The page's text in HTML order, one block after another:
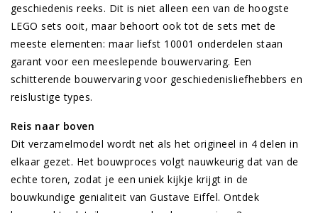
geschiedenis reeks. Dit is niet alleen een van de hoogste
LEGO sets ooit, maar behoort ook tot de sets met de
meeste elementen: maar liefst 10001 onderdelen staan
garant voor een meeslepende bouwervaring. Een
schitterende bouwervaring voor geschiedenisliefhebbers en
reislustige types.
Reis naar boven
Dit verzamelmodel wordt net als het origineel in 4 delen in
elkaar gezet. Het bouwproces volgt nauwkeurig dat van de
echte toren, zodat je een uniek kijkje krijgt in de
bouwkundige genialiteit van Gustave Eiffel. Ontdek